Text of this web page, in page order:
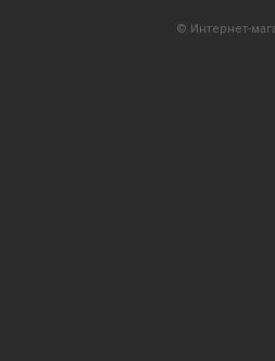
© Интернет-